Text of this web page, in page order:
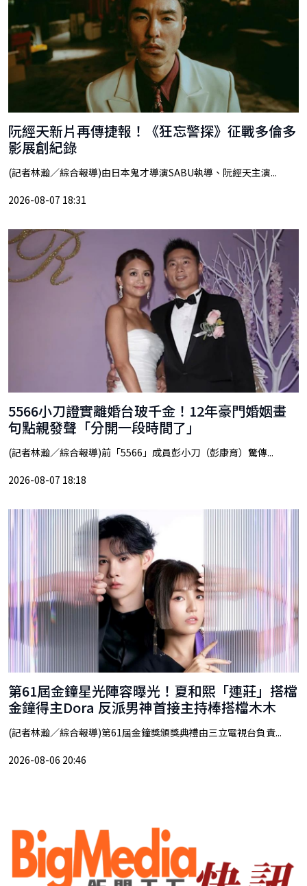
阮經天新片再傳捷報！《狂忘警探》征戰多倫多
影展創紀錄
(記者林瀚／綜合報導)由日本鬼才導演SABU執導、阮經天主演...
2026-08-07 18:31
5566小刀證實離婚台玻千金！12年豪門婚姻畫
句點親發聲「分開一段時間了」
(記者林瀚／綜合報導)前「5566」成員彭小刀（彭康育）驚傳...
2026-08-07 18:18
第61屆金鐘星光陣容曝光！夏和熙「連莊」搭檔
金鐘得主Dora 反派男神首接主持棒搭檔木木
(記者林瀚／綜合報導)第61屆金鐘獎頒獎典禮由三立電視台負責...
2026-08-06 20:46